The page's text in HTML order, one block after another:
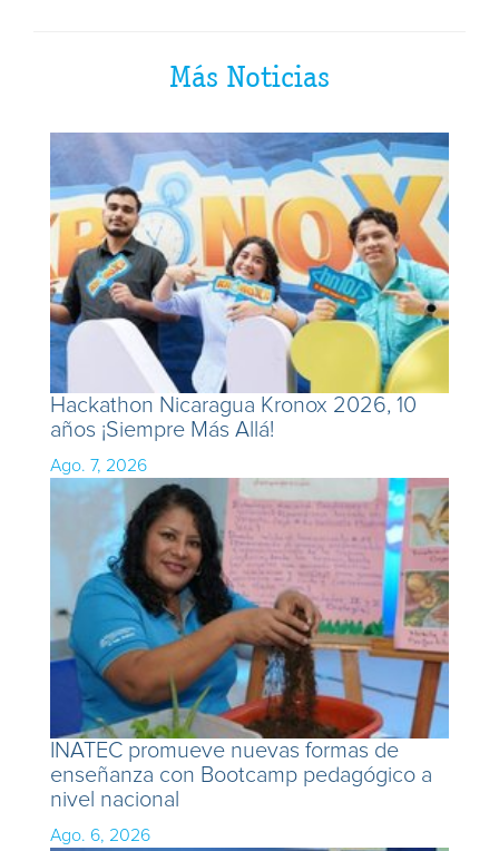
Más Noticias
Hackathon Nicaragua Kronox 2026, 10
años ¡Siempre Más Allá!
Ago. 7, 2026
INATEC promueve nuevas formas de
enseñanza con Bootcamp pedagógico a
nivel nacional
Ago. 6, 2026